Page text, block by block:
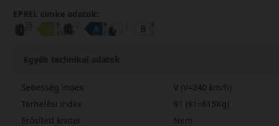
EPREL cimke adatok:
Egyéb technikai adatok
Sebesség index
V (V=240 km/h)
Terhelési index
91 (91=615Kg)
Erősített kivitel
Nem